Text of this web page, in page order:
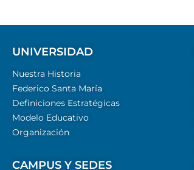
UNIVERSIDAD
Nuestra Historia
Federico Santa María
Definiciones Estratégicas
Modelo Educativo
Organización
CAMPUS Y SEDES